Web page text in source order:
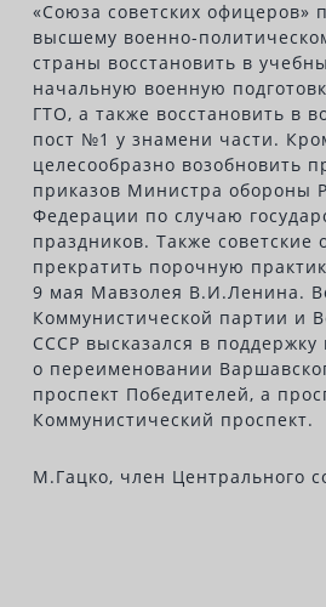
«Союза советских офицеров»
высшему военно-
страны восстановить в
начальную военную
ГТО, а также восстановить в
пост №1 у знамени части.
целесообразно возобновить
приказов Министра обороны
Федерации по случаю
праздников. Также
прекратить порочную
9 мая Мавзолея В.И.Ленина.
Коммунистической партии и
СССР высказался в
о переименовании
проспект Победителей, а
Коммунистический проспект.
М.Гацко, член Центрального